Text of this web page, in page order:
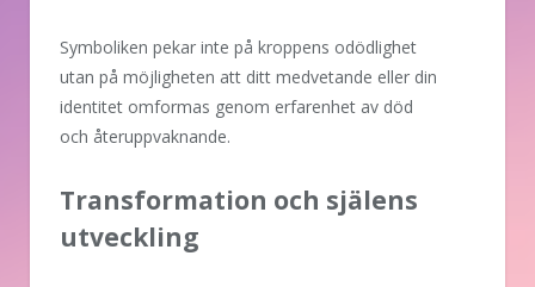
Symboliken pekar inte på kroppens odödlighet
utan på möjligheten att ditt medvetande eller din
identitet omformas genom erfarenhet av död
och återuppvaknande.
Transformation och själens
utveckling